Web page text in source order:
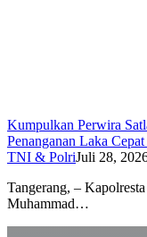
Kumpulkan Perwira
Penanganan Laka
TNI & PolriJuli 28,
Tangerang, –
Muhammad…